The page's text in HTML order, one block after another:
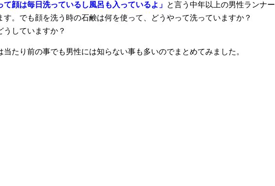
て顔は毎日洗っているし風呂も入っているよ」 と言う中年以上の男性ランナー
す。でも顔を洗う時の石鹸は何を使って、どうやって洗っていますか？
うしていますか？
当たり前の事でも男性には知らない事も多いのでまとめてみました。